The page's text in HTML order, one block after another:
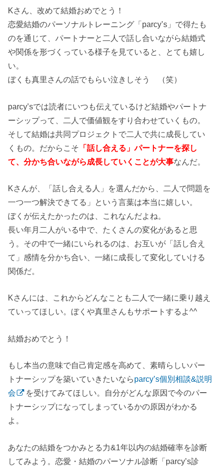
Kさん、改めて結婚おめでとう！
恋愛結婚のパーソナルトレーニング「parcy’s」で得たも
のを通じて、パートナーと二人で話し合いながら結婚式
や関係を形づくっている様子を見ていると、とても嬉し
い。
ぼくも真里さんの話でもらい泣きしそう （笑）
parcy’sでは読者にいつも伝えているけど結婚やパートナ
ーシップって、二人で価値観をすり合わせていくもの。
そして結婚は共同プロジェクトで二人で共に成長してい
くもの。だからこそ 「話し合える」パートナーを探し
て、分かち合いながら成長していくことが大事なんだ。
Kさんが、「話し合える人」を選んだから、二人で問題を
一つ一つ解決できてる」という言葉は本当に嬉しい。
ぼくが伝えたかったのは、これなんだよね。
長い年月二人がいる中で、たくさんの変化があると思
う。その中で一緒にいられるのは、お互いが「話し合え
て」感情を分かち合い、一緒に成長して変化していける
関係だ。
Kさんには、これからどんなことも二人で一緒に乗り越え
ていってほしい。ぼくや真里さんもサポートするよ^^
結婚おめでとう！
もし本当の意味で自己肯定感を高めて、素晴らしいパー
トナーシップを築いていきたいならparcy’s個別相談&説明
会
を受けてみてほしい。自分がどんな原因で今のパー
トナーシップになってしまっているかの原因がわかる
よ。
あなたの結婚をつかみとる力&1年以内の結婚確率を診断
してみよう。恋愛・結婚のパーソナル診断「parcy’s診